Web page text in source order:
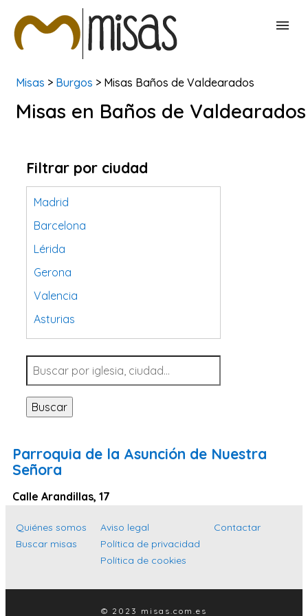
BUSCAR MISAS
Misas > Burgos > Misas Baños de Valdearados
Misas en Baños de Valdearados
Filtrar por ciudad
Madrid
Barcelona
Lérida
Gerona
Valencia
Asturias
Tarragona
Navarra
Valladolid
Sevilla
Santa Cruz de Tenerife
Islas Baleares
Las Palmas
Buscar
Parroquia de la Asunción de Nuestra
Señora
Calle Arandillas, 17
Quiénes somos
Buscar misas
Aviso legal
Política de privacidad
Política de cookies
Contactar
© 2023 misas.com.es